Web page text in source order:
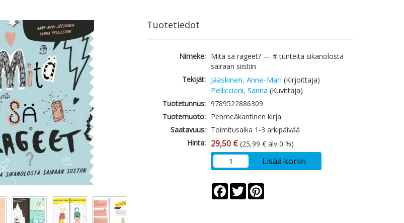
Tuotetiedot
Nimeke: Mitä sä rageet? — # tunteita sikanolosta
sairaan siistiin
Tekijät: Jääskinen, Anne-Mari (Kirjoittaja)
Pelliccioni, Sanna (Kuvittaja)
Tuotetunnus: 9789522886309
Tuotemuoto: Pehmeäkantinen kirja
Saatavuus: Toimitusaika 1-3 arkipäivää
Hinta: 29,50 € (25,99 € alv 0 %)
Lisää koriin
Facebook
Twitter